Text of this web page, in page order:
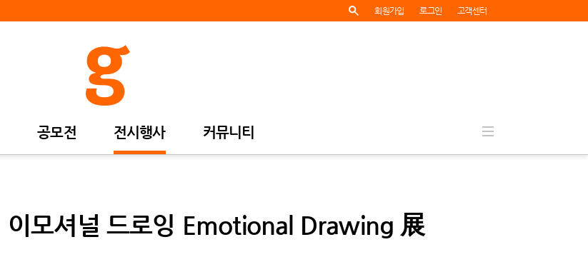
회원가입 로그인 고객센터
공모전 전시행사 커뮤니티
이모셔널 드로잉 Emotional Drawing 展